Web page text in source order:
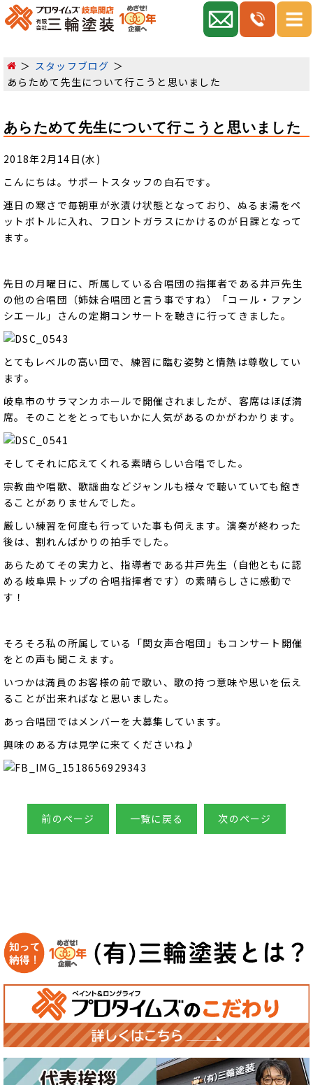
スタッフブログ
あらためて先生について行こうと思いました
あらためて先生について行こうと思いました
2018年2月14日(水)
こんにちは。サポートスタッフの白石です。
連日の寒さで毎朝車が氷漬け状態となっており、ぬるま湯をペ
ットボトルに入れ、フロントガラスにかけるのが日課となって
ます。
先日の月曜日に、所属している合唱団の指揮者である井戸先生
の他の合唱団（姉妹合唱団と言う事ですね）「コール・ファン
シエール」さんの定期コンサートを聴きに行ってきました。
とてもレベルの高い団で、練習に臨む姿勢と情熱は尊敬してい
ます。
岐阜市のサラマンカホールで開催されましたが、客席はほぼ満
席。そのことをとってもいかに人気があるのかがわかります。
そしてそれに応えてくれる素晴らしい合唱でした。
宗教曲や唱歌、歌謡曲などジャンルも様々で聴いていても飽き
ることがありませんでした。
厳しい練習を何度も行っていた事も伺えます。演奏が終わった
後は、割れんばかりの拍手でした。
あらためてその実力と、指導者である井戸先生（自他ともに認
める岐阜県トップの合唱指揮者です）の素晴らしさに感動で
す！
そろそろ私の所属している「関女声合唱団」もコンサート開催
をとの声も聞こえます。
いつかは満員のお客様の前で歌い、歌の持つ意味や思いを伝え
ることが出来ればなと思いました。
あっ合唱団ではメンバーを大募集しています。
興味のある方は見学に来てくださいね♪
前のページ 一覧に戻る 次のページ